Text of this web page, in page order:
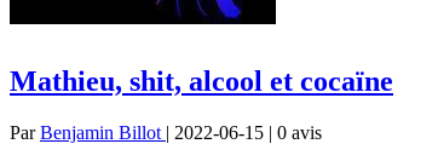
Mathieu, shit, alcool et cocaïne
ParBenjamin Billot | 2022-06-15 | 0 avis